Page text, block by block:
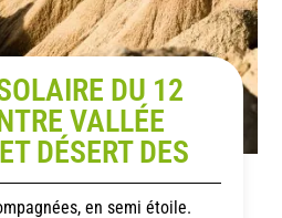
DU 12
VALLÉE
DÉSERT DES
en semi étoile.